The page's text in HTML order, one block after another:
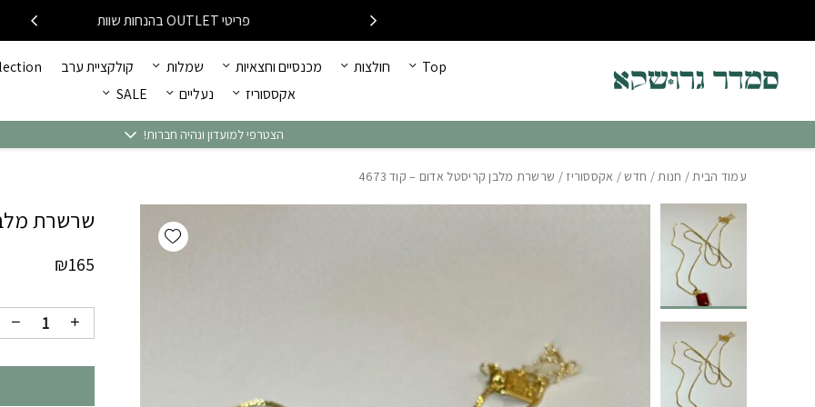
פריטי OUTLET בהנחות שוות
Top חולצות מכנסיים וחצאיות שמלות קולקציית ערב
אקססוריז
נעליים SALE
הצטרפי למועדון ונהיה חברות!
עמוד הבית / חנות / חדש/ אקססוריז / שרשרת מלבן קריסטל אדום – קוד 4673
שרשרת מלבן
₪165
Add wishlist